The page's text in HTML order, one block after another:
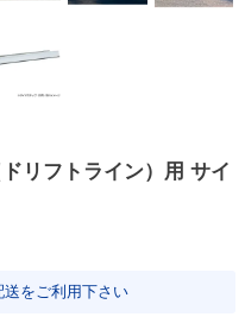
リフトライン）用 サイ
をご利用下さい